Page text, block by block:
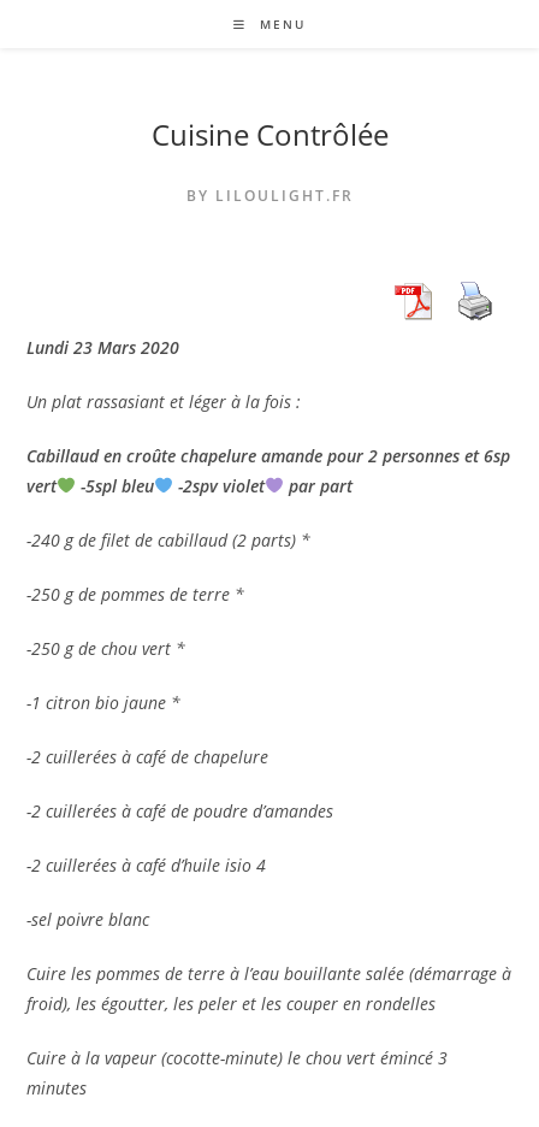
MENU
Cuisine Contrôlée
BY LILOULIGHT.FR
Lundi 23 Mars 2020
Un plat rassasiant et léger à la fois :
Cabillaud en croûte chapelure amande pour 2 personnes et 6sp
vert
-5spl bleu -2spv violet par part
-240 g de filet de cabillaud (2 parts) *
-250 g de pommes de terre *
-250 g de chou vert *
-1 citron bio jaune *
-2 cuillerées à café de chapelure
-2 cuillerées à café de poudre d’amandes
-2 cuillerées à café d’huile isio 4
-sel poivre blanc
Cuire les pommes de terre à l’eau bouillante salée (démarrage à
froid), les égoutter, les peler et les couper en rondelles
Cuire à la vapeur (cocotte-minute) le chou vert émincé 3
minutes